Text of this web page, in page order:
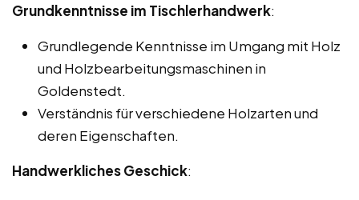
Grundkenntnisse im Tischlerhandwerk:
Grundlegende Kenntnisse im Umgang mit Holz
und Holzbearbeitungsmaschinen in
Goldenstedt.
Verständnis für verschiedene Holzarten und
deren Eigenschaften.
Handwerkliches Geschick: